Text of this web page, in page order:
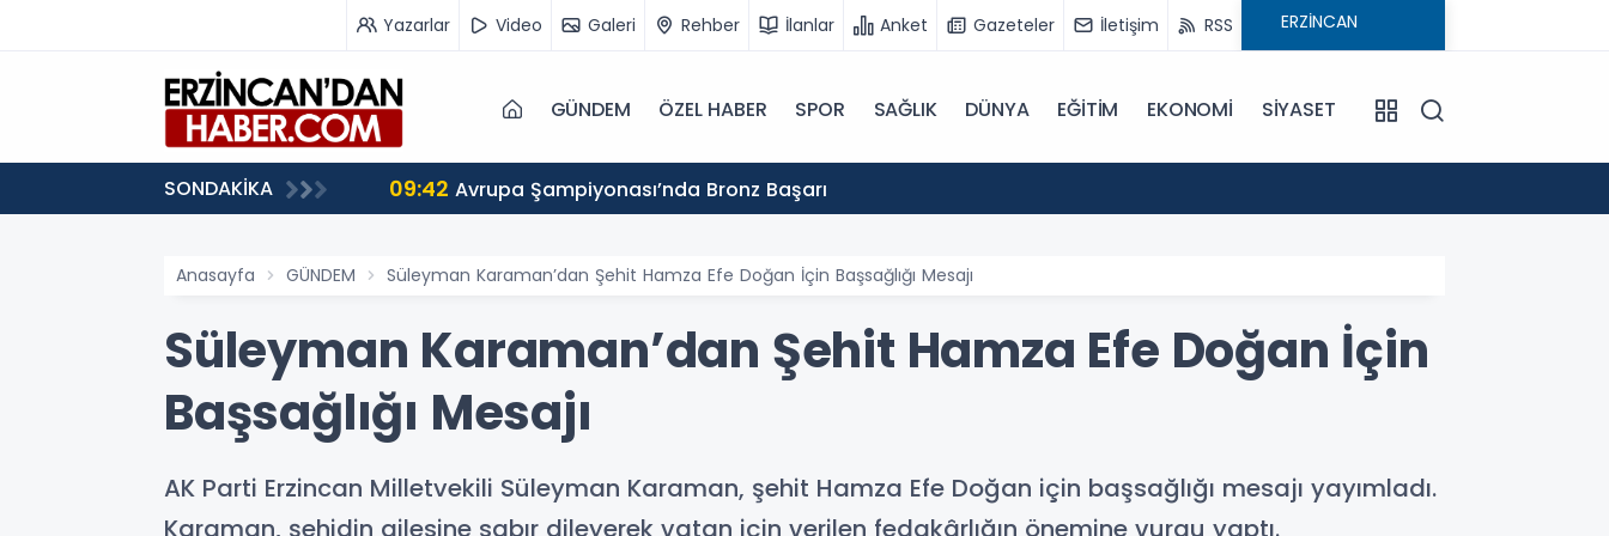
Yazarlar Video Galeri Rehber İlanlar Anket Gazeteler İletişim RSS
GÜNDEM ÖZEL HABER SPOR SAĞLIK DÜNYA EĞİTİM EKONOMİ SİYASET
SONDAKİKA 09:42 Avrupa Şampiyonası’nda Bronz Başarı
Anasayfa GÜNDEM Süleyman Karaman’dan Şehit Hamza Efe Doğan İçin Başsağlığı Mesajı
Süleyman Karaman’dan Şehit Hamza Efe Doğan İçin
Başsağlığı Mesajı
AK Parti Erzincan Milletvekili Süleyman Karaman, şehit Hamza Efe Doğan için başsağlığı mesajı yayımladı.
Karaman, şehidin ailesine sabır dileyerek vatan için verilen fedakârlığın önemine vurgu yaptı.